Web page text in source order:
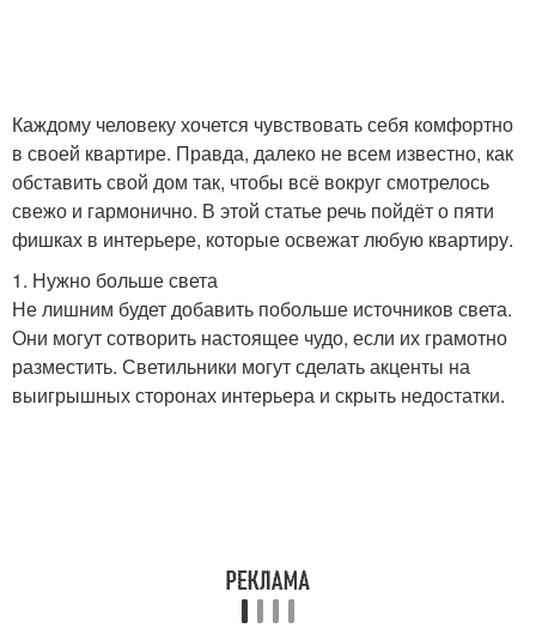
Каждому человеку хочется чувствовать себя комфортно
в своей квартире. Правда, далеко не всем известно, как
обставить свой дом так, чтобы всё вокруг смотрелось
свежо и гармонично. В этой статье речь пойдёт о пяти
фишках в интерьере, которые освежат любую квартиру.
1. Нужно больше света
Не лишним будет добавить побольше источников света.
Они могут сотворить настоящее чудо, если их грамотно
разместить. Светильники могут сделать акценты на
выигрышных сторонах интерьера и скрыть недостатки.